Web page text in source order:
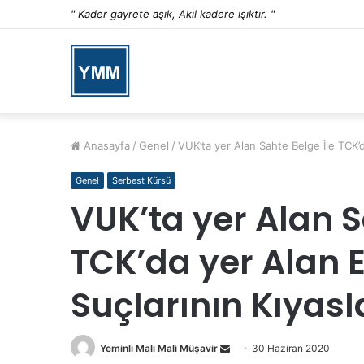
" Kader gayrete aşık, Akıl kadere ışıktır. "
Anasayfa / Genel / VUK’ta yer Alan Sahte Belge İle
Genel Serbest Kürsü
VUK’ta yer Alan
TCK’da yer
Suçlarının
Yeminli Mali Mali Müşavir 30 Haziran 2020